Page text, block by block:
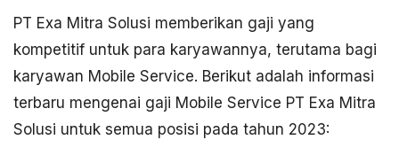
PT Exa Mitra Solusi memberikan gaji yang
kompetitif untuk para karyawannya, terutama bagi
karyawan Mobile Service. Berikut adalah informasi
terbaru mengenai gaji Mobile Service PT Exa Mitra
Solusi untuk semua posisi pada tahun 2023: